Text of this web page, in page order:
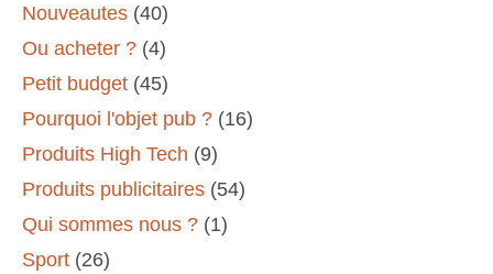
Nouveautes (40)
Ou acheter ? (4)
Petit budget (45)
Pourquoi l'objet pub ? (16)
Produits High Tech (9)
Produits publicitaires (54)
Qui sommes nous ? (1)
Sport (26)